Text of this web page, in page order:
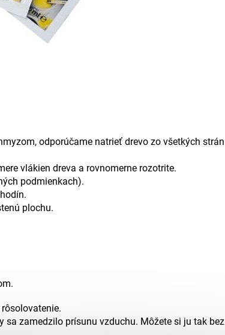
odporúčame natrieť drevo zo všetkých strán
vlákien dreva a rovnomerne rozotrite.
podmienkach).
plochu.
zamedzilo prísunu vzduchu. Môžete si ju tak bez